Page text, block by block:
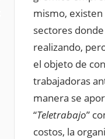
mismo,
sectores
realizando,
el objeto de
trabajadoras
manera se
“Teletrabajo”
costos, la